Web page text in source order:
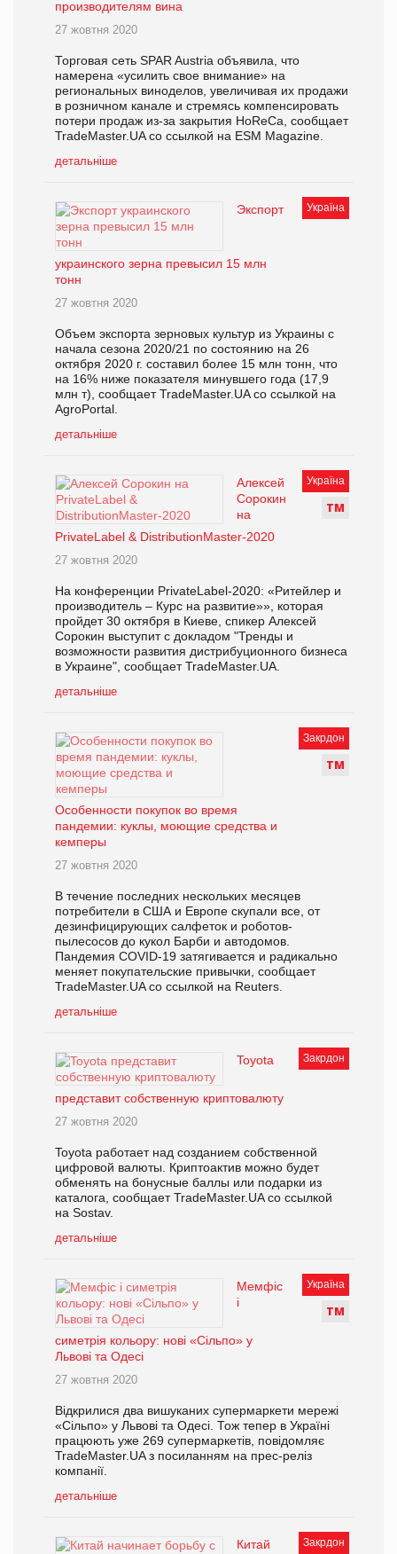
производителям вина
27 жовтня 2020
Торговая сеть SPAR Austria объявила, что
намерена «усилить свое внимание» на
региональных виноделов, увеличивая их продажи
в розничном канале и стремясь компенсировать
потери продаж из-за закрытия HoReCa, сообщает
TradeMaster.UA со ссылкой на ESM Magazine.
детальніше
Україна
Экспорт
украинского зерна превысил 15 млн
тонн
27 жовтня 2020
Объем экспорта зерновых культур из Украины с
начала сезона 2020/21 по состоянию на 26
октября 2020 г. составил более 15 млн тонн, что
на 16% ниже показателя минувшего года (17,9
млн т), сообщает TradeMaster.UA со ссылкой на
AgroPortal.
детальніше
Україна
ТМ
Алексей
Сорокин
на
PrivateLabel & DistributionMaster-2020
27 жовтня 2020
На конференции PrivateLabel-2020: «Ритейлер и
производитель – Курс на развитие»», которая
пройдет 30 октября в Киеве, спикер Алексей
Сорокин выступит с докладом "Тренды и
возможности развития дистрибуционного бизнеса
в Украине", сообщает TradeMaster.UA.
детальніше
Закрдон
ТМ
Особенности покупок во время
пандемии: куклы, моющие средства и
кемперы
27 жовтня 2020
В течение последних нескольких месяцев
потребители в США и Европе скупали все, от
дезинфицирующих салфеток и роботов-
пылесосов до кукол Барби и автодомов.
Пандемия COVID-19 затягивается и радикально
меняет покупательские привычки, сообщает
TradeMaster.UA со ссылкой на Reuters.
детальніше
Закрдон
Toyota
представит собственную криптовалюту
27 жовтня 2020
Toyota работает над созданием собственной
цифровой валюты. Криптоактив можно будет
обменять на бонусные баллы или подарки из
каталога, сообщает TradeMaster.UA со ссылкой
на Sostav.
детальніше
Україна
ТМ
Мемфіс
і
симетрія кольору: нові «Сільпо» у
Львові та Одесі
27 жовтня 2020
Відкрилися два вишуканих супермаркети мережі
«Сільпо» у Львові та Одесі. Тож тепер в Україні
працюють уже 269 супермаркетів, повідомляє
TradeMaster.UA з посиланням на прес-реліз
компанії.
детальніше
Закрдон
Китай